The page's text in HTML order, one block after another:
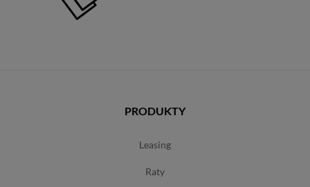
PRODUKTY
leasing
raty